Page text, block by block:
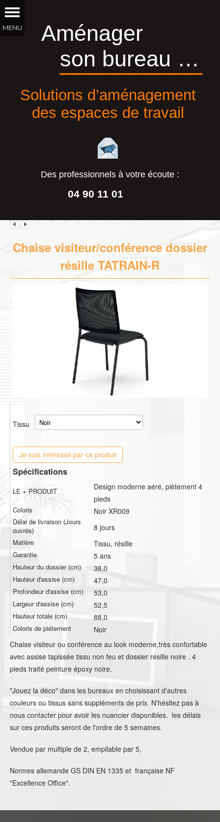
Aménager
son bureau …
Solutions d’aménagement
des espaces de travail
Des professionnels à votre écoute :
04 90 11 01
__________
Chaise visiteur/conférence dossier
résille TATRAIN-R
Tissu
Je suis intéressé par ce produit
Spécifications
LE + PRODUIT
Design moderne aéré, piètement 4
pieds
Coloris Noir XR009
Délai de livraison (Jours
ouvrés)
8 jours
Matière Tissu, résille
Garantie 5 ans
Hauteur du dossier (cm) 38,0
Hauteur d'assise (cm) 47,0
Profondeur d'assise (cm) 53,0
Largeur d'assise (cm) 52,5
Hauteur totale (cm) 88,0
Coloris de piétement
Noir
Chaise visiteur ou conférence au look moderne,très confortable
avec assise tapissée tissu non feu et dossier résille noire . 4
pieds traité peinture époxy noire.
"Jouez la déco" dans les bureaux en choisissant d'autres
couleurs ou tissus sans suppléments de prix. N'hésitez pas à
nous contacter pour avoir les nuancier disponibles. les délais
sur ces produits seront de l'ordre de 5 semaines.
Vendue par multiple de 2, empilable par 5,
Normes allemande GS DIN EN 1335 et française NF
"Excellence Office".